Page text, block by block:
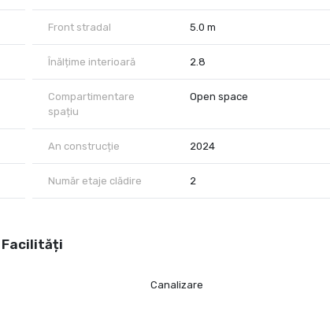
Front stradal 5.0 m
Înălțime interioară 2.8
Compartimentare
spațiu
Open space
An construcție 2024
Număr etaje clădire 2
Facilități
Canalizare